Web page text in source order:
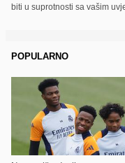
biti u suprotnosti sa vašim
POPULARNO